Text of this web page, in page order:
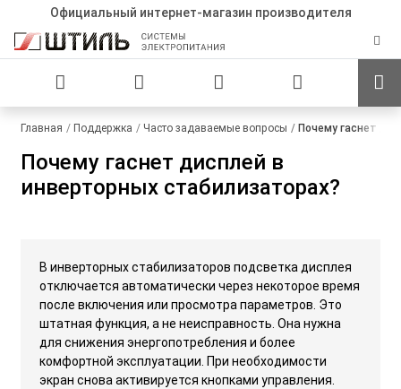
Официальный интернет-магазин производителя
Главная Поддержка Часто задаваемые вопросы Почему гаснет
Почему гаснет дисплей в
инверторных стабилизаторах?
В инверторных стабилизаторов подсветка дисплея
отключается автоматически через некоторое время
после включения или просмотра параметров. Это
штатная функция, а не неисправность. Она нужна
для снижения энергопотребления и более
комфортной эксплуатации. При необходимости
экран снова активируется кнопками управления.